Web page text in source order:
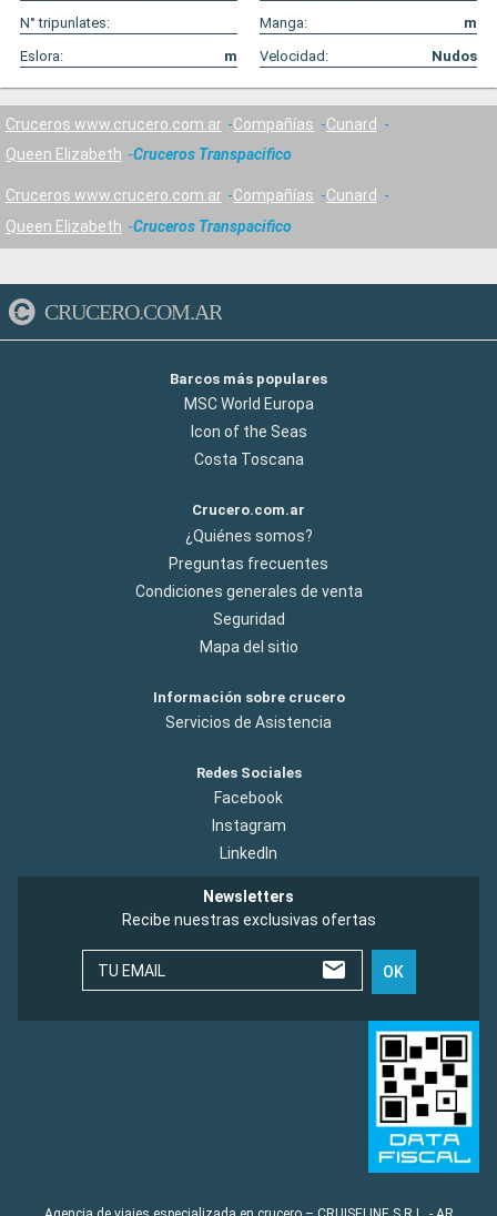
N° tripunlates:
Manga:
m
Eslora:
m Velocidad: Nudos
Cruceros www.crucero.com.ar Compañías
Cunard
Queen Elizabeth
Cruceros Transpacifico
Cruceros www.crucero.com.ar Compañías
Cunard
Queen Elizabeth
Cruceros Transpacifico
CRUCERO.COM.AR
Barcos más populares
MSC World Europa
Icon of the Seas
Costa Toscana
Crucero.com.ar
¿Quiénes somos?
Preguntas frecuentes
Condiciones generales de venta
Seguridad
Mapa del sitio
Información sobre crucero
Servicios de Asistencia
Redes Sociales
Facebook
Instagram
LinkedIn
Newsletters
Recibe nuestras exclusivas ofertas
TU EMAIL OK